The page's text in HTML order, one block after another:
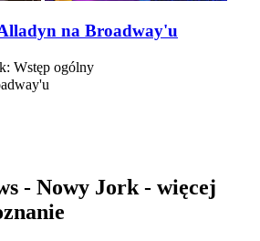
na Broadway'u
Wstęp ogólny
- Nowy Jork - więcej